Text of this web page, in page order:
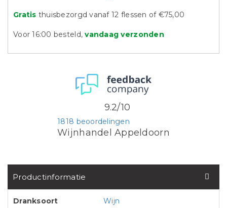
Gratis thuisbezorgd vanaf 12 flessen of €75,00
Voor 16:00 besteld,vandaag verzonden
Wijnhandel Appeldoorn
1818 beoordelingen
9.2/10
Productinformatie
Dranksoort
Wijn